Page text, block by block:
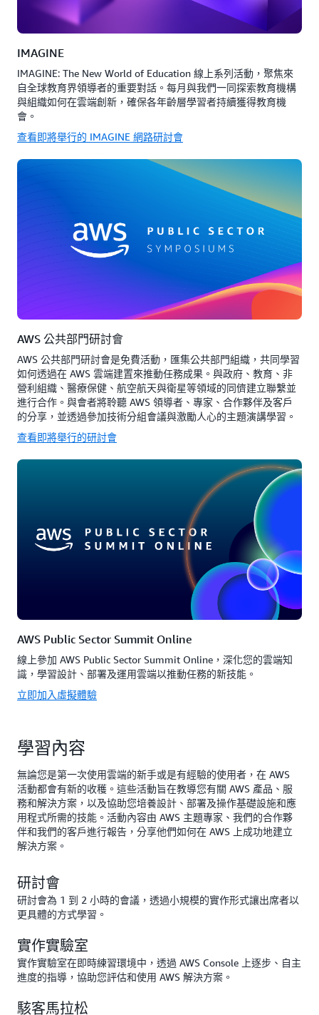
IMAGINE
IMAGINE: The New World of Education 線上系列活動，聚焦來
自全球教育界領導者的重要對話。每月與我們一同探索教育機構
與組織如何在雲端創新，確保各年齡層學習者持續獲得教育機
會。
查看即將舉行的 IMAGINE 網路研討會
AWS 公共部門研討會
AWS 公共部門研討會是免費活動，匯集公共部門組織，共同學習
如何透過在 AWS 雲端建置來推動任務成果。與政府、教育、非
營利組織、醫療保健、航空航天與衛星等領域的同儕建立聯繫並
進行合作。與會者將聆聽 AWS 領導者、專家、合作夥伴及客戶
的分享，並透過參加技術分組會議與激勵人心的主題演講學習。
查看即將舉行的研討會
AWS Public Sector Summit Online
線上參加 AWS Public Sector Summit Online，深化您的雲端知
識，學習設計、部署及運用雲端以推動任務的新技能。
立即加入虛擬體驗
學習內容
無論您是第一次使用雲端的新手或是有經驗的使用者，在 AWS
活動都會有新的收穫。這些活動旨在教導您有關 AWS 產品、服
務和解決方案，以及協助您培養設計、部署及操作基礎設施和應
用程式所需的技能。活動內容由 AWS 主題專家、我們的合作夥
伴和我們的客戶進行報告，分享他們如何在 AWS 上成功地建立
解決方案。
研討會
研討會為 1 到 2 小時的會議，透過小規模的實作形式讓出席者以
更具體的方式學習。
實作實驗室
實作實驗室在即時練習環境中，透過 AWS Console 上逐步、自主
進度的指導，協助您評估和使用 AWS 解決方案。
駭客馬拉松